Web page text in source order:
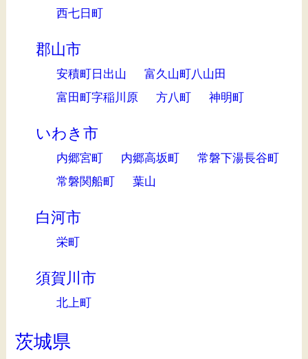
西七日町
郡山市
安積町日出山
富久山町八山田
富田町字稲川原
方八町 神明町
いわき市
内郷宮町 内郷高坂町
常磐下湯長谷町
常磐関船町
葉山
白河市
栄町
須賀川市
北上町
茨城県